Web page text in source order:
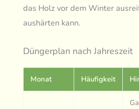
das Holz vor dem Winter
aushärten kann.
Düngerplan nach Jahreszeit
Monat Häufigkeit